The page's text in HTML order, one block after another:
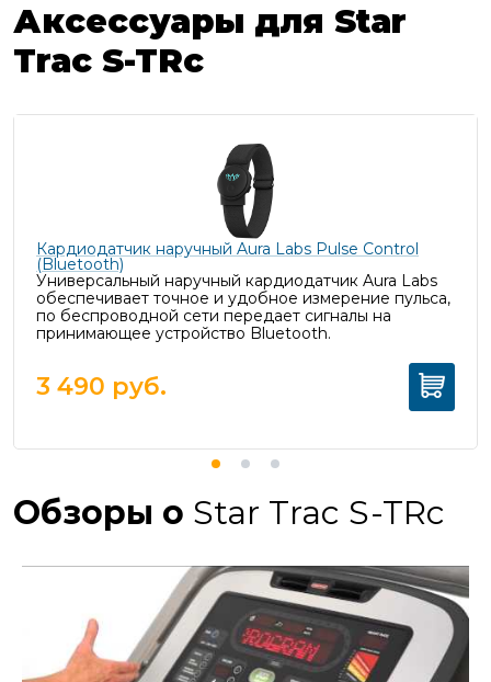
Аксессуары для Star
Trac S-TRc
Кардиодатчик наручный Aura Labs Pulse Control
(Bluetooth)
Универсальный наручный кардиодатчик Aura Labs
обеспечивает точное и удобное измерение пульса,
по беспроводной сети передает сигналы на
принимающее устройство Bluetooth.
3 490 руб.
Обзоры о Star Trac S-TRc